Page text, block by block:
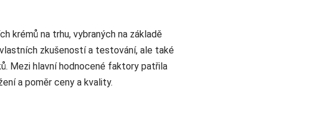
krémů na trhu, vybraných na základě
zkušeností a testování, ale také
Mezi hlavní hodnocené faktory patřila
a poměr ceny a kvality.